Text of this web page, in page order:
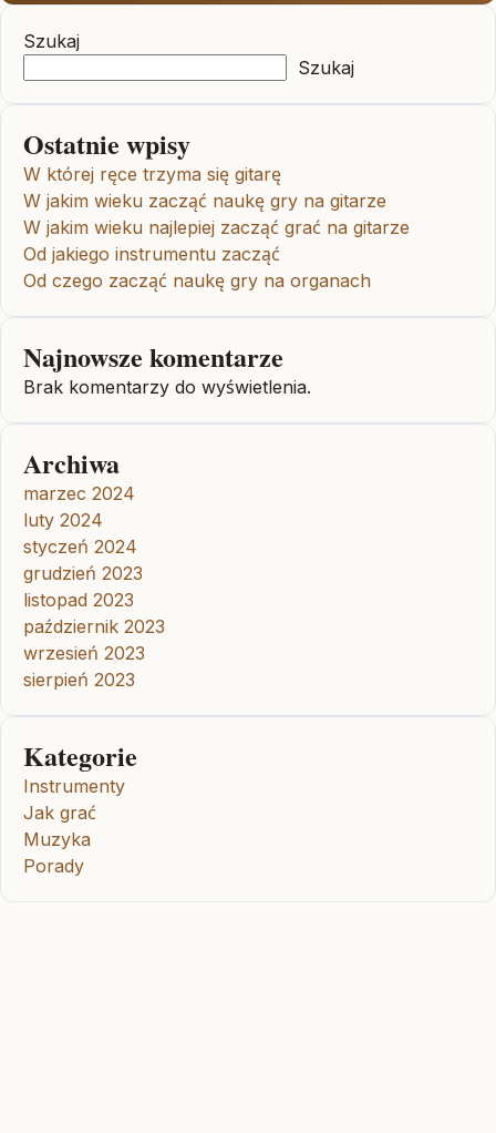
Szukaj
Szukaj
Ostatnie wpisy
W której ręce trzyma się gitarę
W jakim wieku zacząć naukę gry na gitarze
W jakim wieku najlepiej zacząć grać na gitarze
Od jakiego instrumentu zacząć
Od czego zacząć naukę gry na organach
Najnowsze komentarze
Brak komentarzy do wyświetlenia.
Archiwa
marzec 2024
luty 2024
styczeń 2024
grudzień 2023
listopad 2023
październik 2023
wrzesień 2023
sierpień 2023
Kategorie
Instrumenty
Jak grać
Muzyka
Porady